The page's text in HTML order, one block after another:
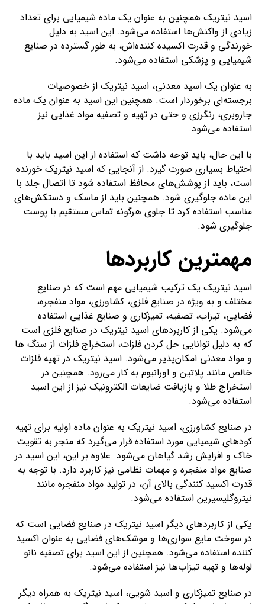
اسید نیتریک همچنین به عنوان یک ماده شیمیایی برای تعداد
زیادی از واکنش‌ها استفاده می‌شود. این اسید به دلیل
خورندگی و قدرت اکسیده کننده‌اش، به طور گسترده در صنایع
شیمیایی و پزشکی استفاده می‌شود.
به عنوان یک اسید معدنی، اسید نیتریک از خصوصیات
برجسته‌ای برخوردار است. همچنین این اسید به عنوان یک ماده
جاروبری، رنگرزی و حتی در تهیه و تصفیه مواد غذایی نیز
استفاده می‌شود.
با این حال، باید توجه داشت که استفاده از این اسید باید با
احتیاط بسیاری صورت گیرد. از آنجایی که اسید نیتریک خورنده
است، باید از پوشش‌های محافظ استفاده شود تا اتصال جلد با
این ماده جلوگیری شود. همچنین باید از ماسک و دستکش‌های
مناسب استفاده کرد تا جلوی هرگونه تماس مستقیم با پوست
جلوگیری شود.
مهمترین کاربردها
اسید نیتریک یک ترکیب شیمیایی مهم است که در صنایع
مختلف و به ویژه در صنایع فلزی، کشاورزی، مواد منفجره،
فضایی، تیزاب، تصفیه، تمیزکاری و صنایع غذایی استفاده
می‌شود. یکی از کاربردهای اسید نیتریک در صنایع فلزی است
که به دلیل توانایی حل کردن فلزات، استخراج فلزات از سنگ ها
و مواد معدنی امکان‌پذیر می‌شود. اسید نیتریک در تهیه فلزات
خالص مانند پلاتین و اورانیوم به کار می‌رود. همچنین در
استخراج طلا و بازیافت ضایعات الکترونیک نیز از این اسید
استفاده می‌شود.
در صنایع کشاورزی، اسید نیتریک به عنوان ماده اولیه برای تهیه
کودهای شیمیایی مورد استفاده قرار می‌گیرد که منجر به تقویت
خاک و افزایش رشد گیاهان می‌شود. علاوه بر این، این اسید در
صنایع مواد منفجره و مهمات نظامی نیز کاربرد دارد. با توجه به
قدرت اکسید کنندگی بالای آن، در تولید مواد منفجره مانند
نیتروگلیسیرین استفاده می‌شود.
یکی از کاربردهای دیگر اسید نیتریک در صنایع فضایی است که
در سوخت مایع سواری‌ها و موشک‌های فضایی به عنوان اکسید
کننده استفاده می‌شود. همچنین از این اسید برای تصفیه نانو
لوله‌ها و تهیه تیزاب‌ها نیز استفاده می‌شود.
در صنایع تمیزکاری و اسید شویی، اسید نیتریک به همراه دیگر